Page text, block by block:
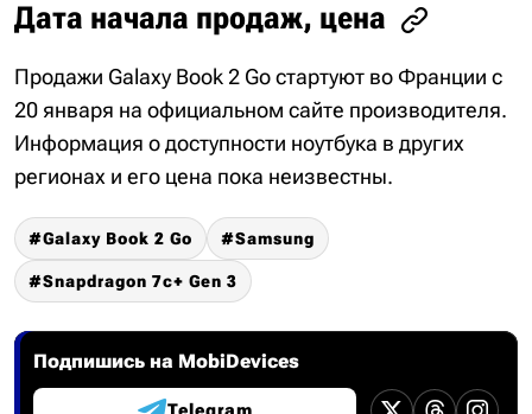
Дата начала продаж, цена
Продажи Galaxy Book 2 Go стартуют во Франции с
20 января на официальном сайте производителя.
Информация о доступности ноутбука в других
регионах и его цена пока неизвестны.
Galaxy Book 2 Go Samsung
Snapdragon 7c+ Gen 3
Подпишись на MobiDevices